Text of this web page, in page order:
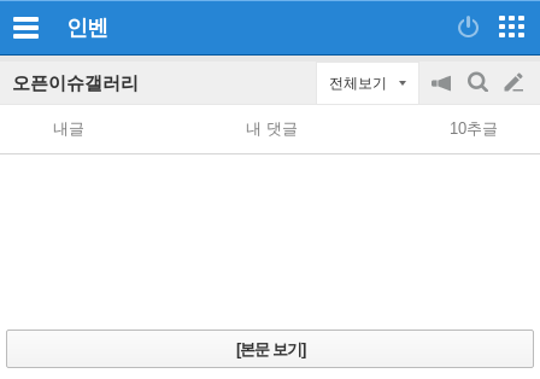
인벤
오픈이슈갤러리 전체보기
공
지
on/off
검
색
글
쓰
내글 내 댓글 10추글
[본문 보기]